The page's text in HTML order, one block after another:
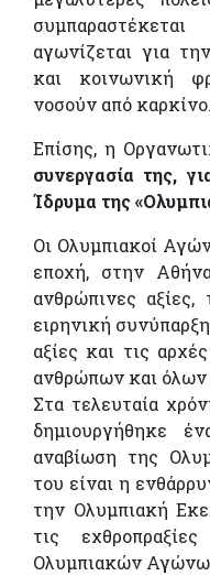
αγωνίζεται για
και κοινωνική
νοσούν από καρκίνο.
Επίσης, η
συνεργασία της,
Ίδρυμα της
Οι Ολυμπιακοί
εποχή, στην
ανθρώπινες
ειρηνική
αξίες και τις
ανθρώπων και όλων
Στα τελευταία
δημιουργήθηκε
αναβίωση της
του είναι η
την Ολυμπιακή
τις
Ολυμπιακών